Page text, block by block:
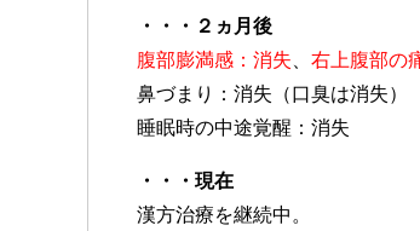
・・・２ヵ月後
腹部膨満感：消失
右上腹部の
鼻づまり：消失（口臭は消失）
睡眠時の中途覚醒：消失
・・・現在
漢方治療を継続中。